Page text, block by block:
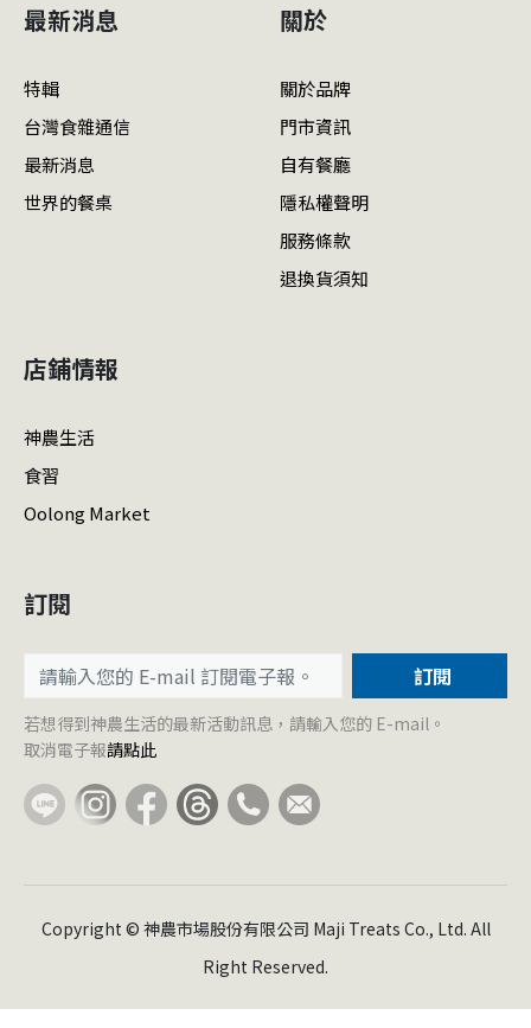
最新消息
特輯
台灣食雜通信
最新消息
世界的餐桌
關於
關於品牌
門市資訊
自有餐廳
隱私權聲明
服務條款
退換貨須知
店鋪情報
神農生活
食習
Oolong Market
訂閱
訂閱
若想得到神農生活的最新活動訊息，請輸入您的 E-mail。
取消電子報請點此
Copyright © 神農市場股份有限公司 Maji Treats Co., Ltd. All
Right Reserved.